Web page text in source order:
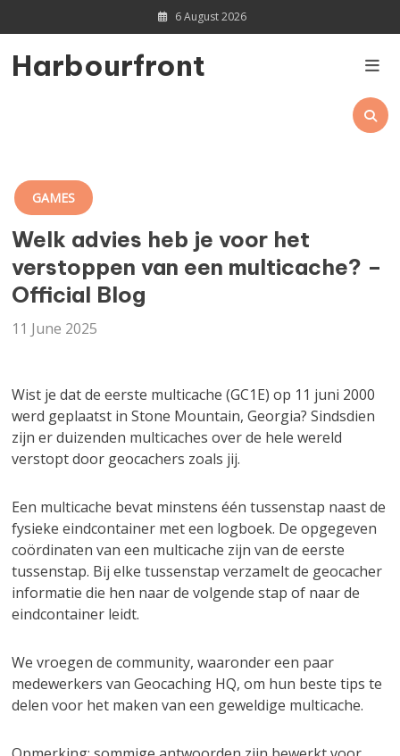
to
content
6 August 2026
Harbourfront
GAMES
Welk advies heb je voor het
verstoppen van een multicache? –
Official Blog
11 June 2025
Wist je dat de eerste multicache (GC1E) op 11 juni 2000
werd geplaatst in Stone Mountain, Georgia? Sindsdien
zijn er duizenden multicaches over de hele wereld
verstopt door geocachers zoals jij.
Een multicache bevat minstens één tussenstap naast de
fysieke eindcontainer met een logboek. De opgegeven
coördinaten van een multicache zijn van de eerste
tussenstap. Bij elke tussenstap verzamelt de geocacher
informatie die hen naar de volgende stap of naar de
eindcontainer leidt.
We vroegen de community, waaronder een paar
medewerkers van Geocaching HQ, om hun beste tips te
delen voor het maken van een geweldige multicache.